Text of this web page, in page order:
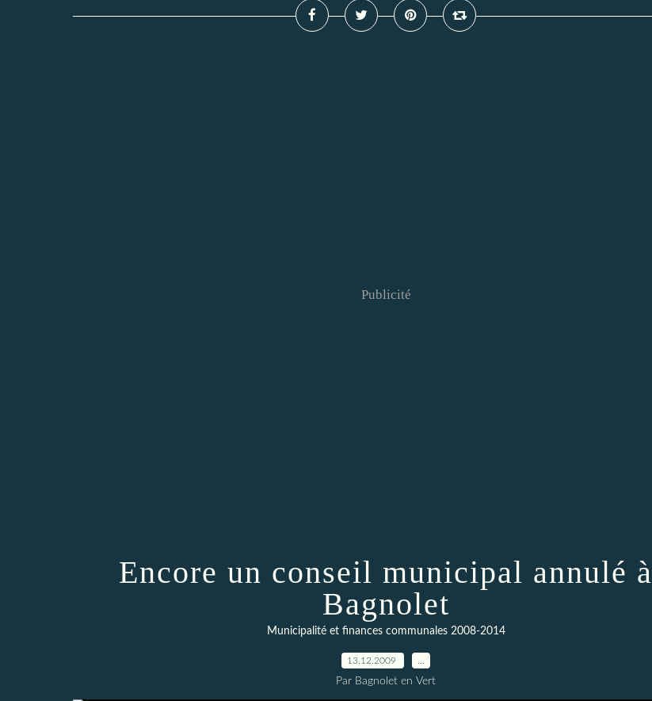
Publicité
Encore un conseil municipal annulé à
Bagnolet
Municipalité et finances communales 2008-2014
13.12.2009
Par Bagnolet en Vert